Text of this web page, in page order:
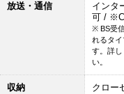
放送・通信
インタ
可 /
※ BS受
れるタ
す。詳
い。
収納 クロー